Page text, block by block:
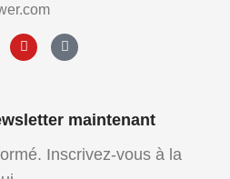
maintenant
Inscrivez-vous à la